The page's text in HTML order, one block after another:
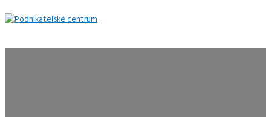
Preskočiť
na
Menu